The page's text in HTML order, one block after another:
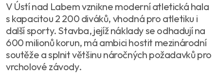
V Ústí nad Labem vznikne moderní atletická hala
s kapacitou 2 200 diváků, vhodná pro atletiku i
další sporty. Stavba, jejíž náklady se odhadují na
600 milionů korun, má ambici hostit mezinárodní
soutěže a splnit většinu náročných požadavků pro
vrcholové závody.